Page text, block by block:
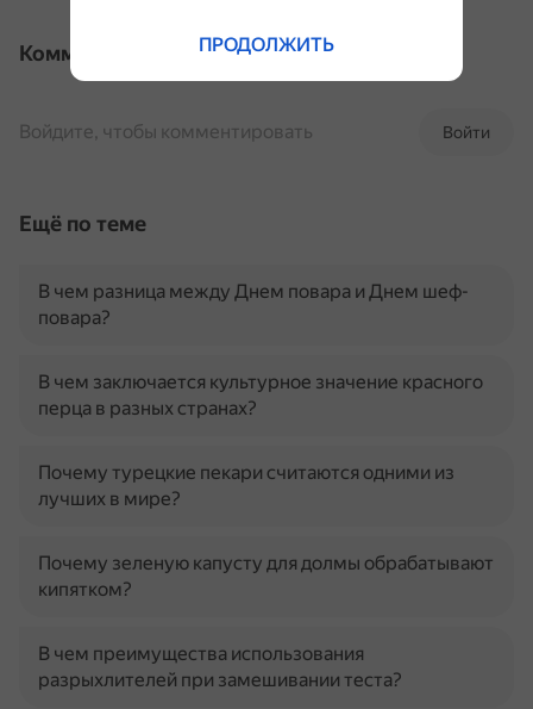
Комментарии
Войти
Войдите, чтобы комментировать
Ещё по теме
В чем разница между Днем повара и Днем шеф-
повара?
В чем заключается культурное значение красного
перца в разных странах?
Почему турецкие пекари считаются одними из
лучших в мире?
Почему зеленую капусту для долмы обрабатывают
кипятком?
В чем преимущества использования
разрыхлителей при замешивании теста?
ПРОДОЛЖИТЬ